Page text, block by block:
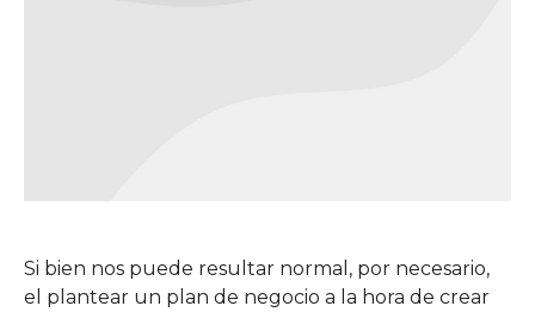
Si bien nos puede resultar normal, por necesario,
el plantear un plan de negocio a la hora de crear